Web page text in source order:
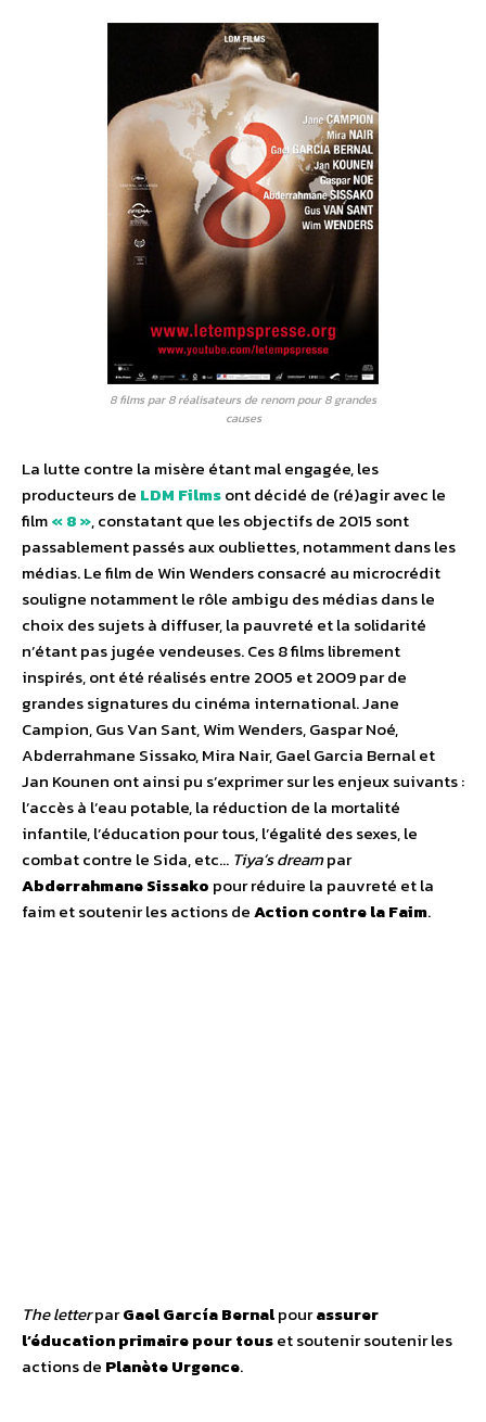
8 films par 8 réalisateurs de renom pour 8 grandes
causes
La lutte contre la misère étant mal engagée, les
producteurs de LDM Filmsont décidé de (ré)agir avec le
film« 8 », constatant que les objectifs de 2015 sont
passablement passés aux oubliettes, notamment dans les
médias. Le film de Win Wenders consacré au microcrédit
souligne notamment le rôle ambigu des médias dans le
choix des sujets à diffuser, la pauvreté et la solidarité
n’étant pas jugée vendeuses. Ces 8 films librement
inspirés, ont été réalisés entre 2005 et 2009 par de
grandes signatures du cinéma international. Jane
Campion, Gus Van Sant, Wim Wenders, Gaspar Noé,
Abderrahmane Sissako, Mira Nair, Gael Garcia Bernal et
Jan Kounen ont ainsi pu s’exprimer sur les enjeux suivants :
l’accès à l’eau potable, la réduction de la mortalité
infantile, l’éducation pour tous, l’égalité des sexes, le
combat contre le Sida, etc… Tiya’s dreampar
Abderrahmane Sissako pour réduire la pauvreté et la
faim et soutenir les actions deAction contre la Faim.
The letterparGael García Bernalpourassurer
l’éducation primaire pour touset soutenir soutenir les
actions de Planète Urgence.